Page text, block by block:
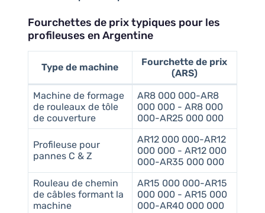
Fourchettes de prix typiques pour les
profileuses en Argentine
Type de machine
Fourchette de prix
(ARS)
Machine de formage
de rouleaux de tôle
de couverture
AR8 000 000-AR8
000 000 - AR8 000
000-AR25 000 000
Profileuse pour
pannes C & Z
AR12 000 000-AR12
000 000 - AR12 000
000-AR35 000 000
Rouleau de chemin
de câbles formant la
machine
AR15 000 000-AR15
000 000 - AR15 000
000-AR40 000 000